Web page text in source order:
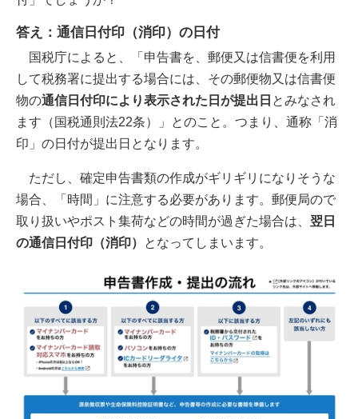
答え：通信日付印（消印）の日付
国税庁によると、「申告書を、郵便又は信書便を利用
して税務署に提出する場合には、その郵便物又は信書便
物の通信日付印により表示された日が提出日 とみなされ
ます（国税通則法22条）」とのこと。つまり、通称「消
印」の日付が提出日となります。
ただし、確定申告書類の作成がギリギリになりそうな
場合、「時間」に注意する必要があります。郵便局ので
取り扱いやポスト集荷などの時間が過ぎた場合は、 翌日
の通信日付印（消印）
となってしまいます。